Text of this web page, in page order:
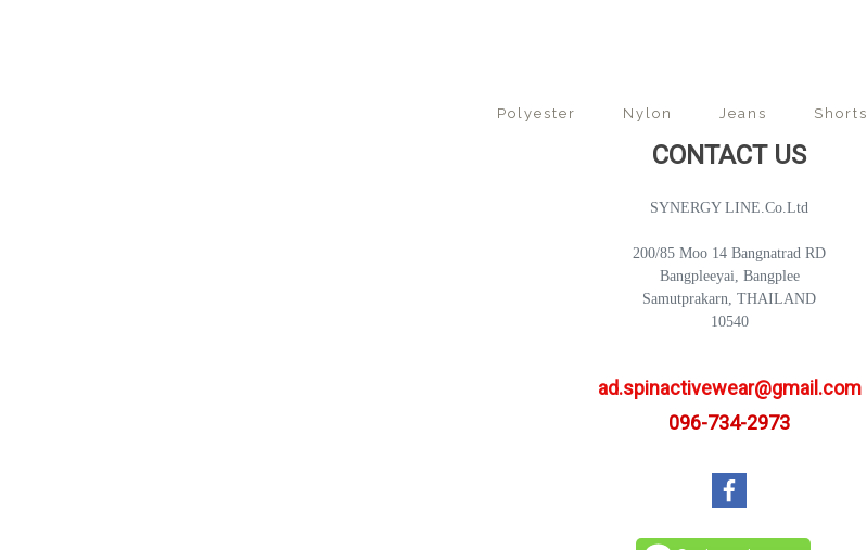
Polyester Nylon Jeans Shorts
CONTACT US
SYNERGY LINE.Co.Ltd
200/85 Moo 14 Bangnatrad RD
Bangpleeyai, Bangplee
Samutprakarn, THAILAND
10540
ad.spinactivewear@gmail.com
096-734-2973